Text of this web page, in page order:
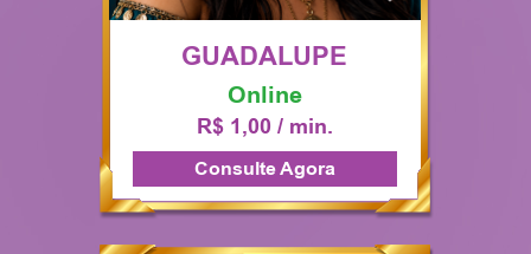
GUADALUPE
CIGANA
Online
R$ 1,00 / min.
Consulte Agora